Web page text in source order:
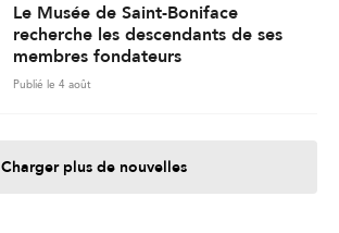
Le Musée de Saint-Boniface
recherche les descendants de ses
membres fondateurs
Publié le 4 août
Charger plus de nouvelles